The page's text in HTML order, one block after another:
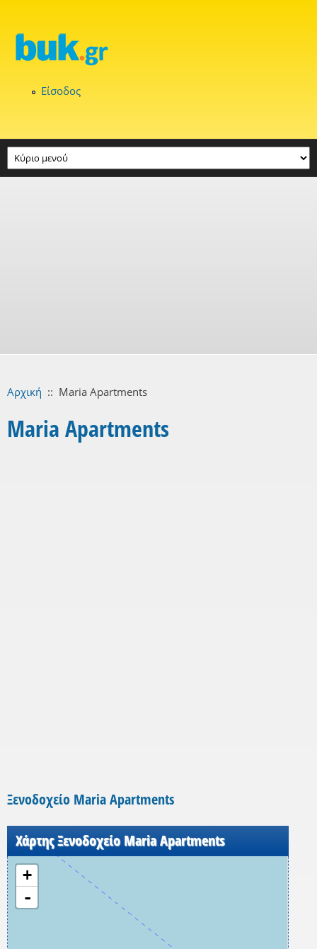
Είσοδος
Αρχική :: Maria Apartments
Maria Apartments
Ξενοδοχείο Maria Apartments
Χάρτης Ξενοδοχείο Maria Apartments
+
-